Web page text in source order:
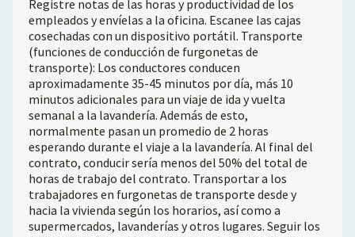
Registre notas de las horas y productividad de los
empleados y envíelas a la oficina. Escanee las cajas
cosechadas con un dispositivo portátil. Transporte
(funciones de conducción de furgonetas de
transporte): Los conductores conducen
aproximadamente 35-45 minutos por día, más 10
minutos adicionales para un viaje de ida y vuelta
semanal a la lavandería. Además de esto,
normalmente pasan un promedio de 2 horas
esperando durante el viaje a la lavandería. Al final del
contrato, conducir sería menos del 50% del total de
horas de trabajo del contrato. Transportar a los
trabajadores en furgonetas de transporte desde y
hacia la vivienda según los horarios, así como a
supermercados, lavanderías y otros lugares. Seguir los